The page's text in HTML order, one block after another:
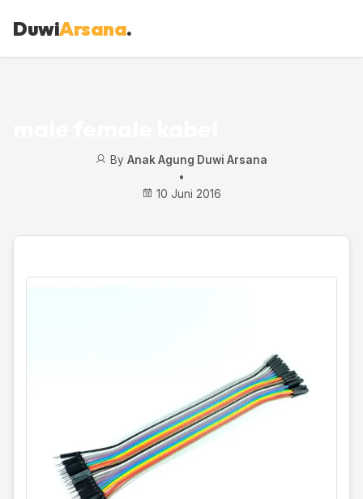
DuwiArsana.
By Anak Agung Duwi Arsana
•
10 Juni 2016